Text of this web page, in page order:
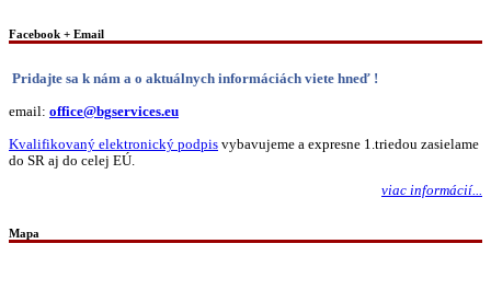
Facebook + Email
Pridajte sa k nám a o aktuálnych informáciách viete hneď !
email: office@bgservices.eu
Kvalifikovaný elektronický podpis vybavujeme a expresne 1.triedou zasielame
do SR aj do celej EÚ.
viac informácií...
Mapa